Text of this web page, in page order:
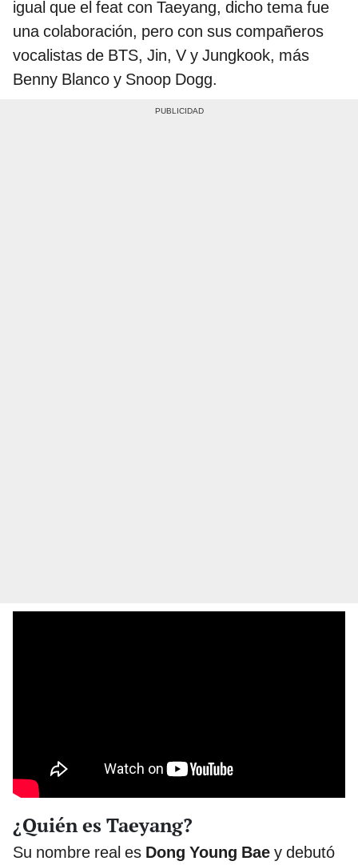
igual que el feat con Taeyang, dicho tema fue
una colaboración, pero con sus compañeros
vocalistas de BTS, Jin, V y Jungkook, más
Benny Blanco y Snoop Dogg.
¿Quién es Taeyang?
Su nombre real es Dong Young Bae y debutó